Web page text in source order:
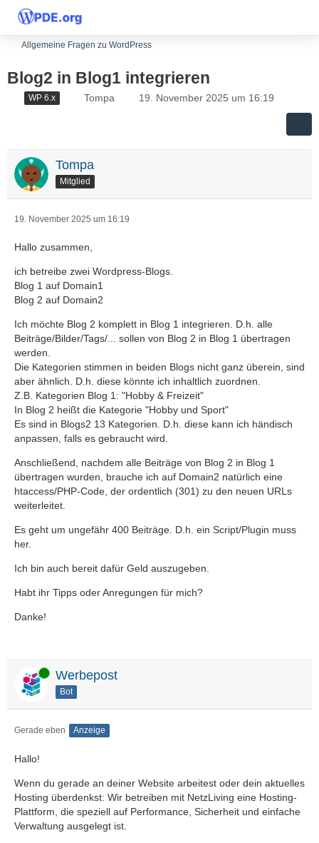
Allgemeine Fragen zu WordPress
Blog2 in Blog1 integrieren
WP 6.x Tompa 19. November 2025 um 16:19
Tompa
Mitglied
19. November 2025 um 16:19
Hallo zusammen,
ich betreibe zwei Wordpress-Blogs.
Blog 1 auf Domain1
Blog 2 auf Domain2
Ich möchte Blog 2 komplett in Blog 1 integrieren. D.h. alle
Beiträge/Bilder/Tags/... sollen von Blog 2 in Blog 1 übertragen
werden.
Die Kategorien stimmen in beiden Blogs nicht ganz überein, sind
aber ähnlich. D.h. diese könnte ich inhaltlich zuordnen.
Z.B. Kategorien Blog 1: "Hobby & Freizeit"
In Blog 2 heißt die Kategorie "Hobby und Sport"
Es sind in Blogs2 13 Kategorien. D.h. diese kann ich händisch
anpassen, falls es gebraucht wird.
Anschließend, nachdem alle Beiträge von Blog 2 in Blog 1
übertragen wurden, brauche ich auf Domain2 natürlich eine
htaccess/PHP-Code, der ordentlich (301) zu den neuen URLs
weiterleitet.
Es geht um ungefähr 400 Beiträge. D.h. ein Script/Plugin muss
her.
Ich bin auch bereit dafür Geld auszugeben.
Habt ihr Tipps oder Anregungen für mich?
Danke!
Online Werbepost
Bot
Gerade eben Anzeige
Hallo!
Wenn du gerade an deiner Website arbeitest oder dein aktuelles
Hosting überdenkst: Wir betreiben mit NetzLiving eine Hosting-
Plattform, die speziell auf Performance, Sicherheit und einfache
Verwaltung ausgelegt ist.